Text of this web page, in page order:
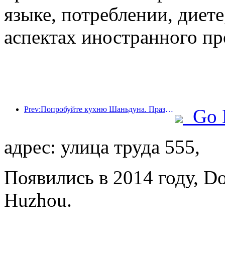
языке, потреблении,
аспектах иностранного
Prev:Попробуйте кухню Шаньдуна. Праздник Хуали. Сезон 2: 2024. Официально открыт тур Wanda Hotels National Linkage. Тур по культурному наследию Шаньдуна
Go
адрес: улица труда 555,
Появились в 2014 году,
Huzhou.